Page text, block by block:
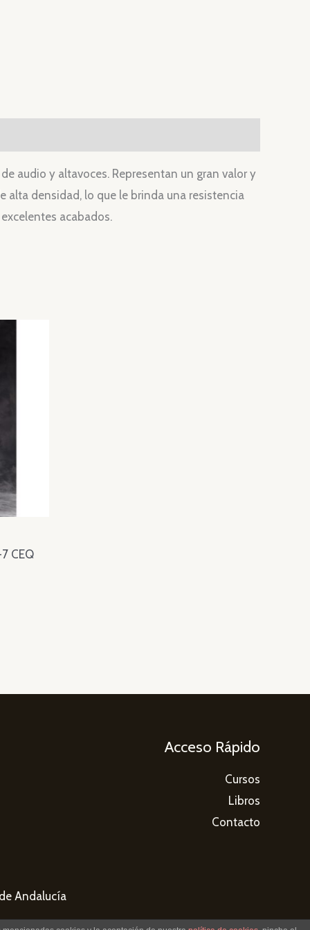
audio y altavoces. Representan un gran valor y
alta densidad, lo que le brinda una resistencia
acabados.
CEQ
Acceso Rápido
Cursos
Libros
Contacto
Andalucía